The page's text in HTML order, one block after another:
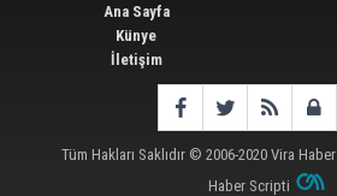
Ana Sayfa
Künye
İletişim
Tüm Hakları Saklıdır © 2006-2020 Vira Haber
Haber Scripti